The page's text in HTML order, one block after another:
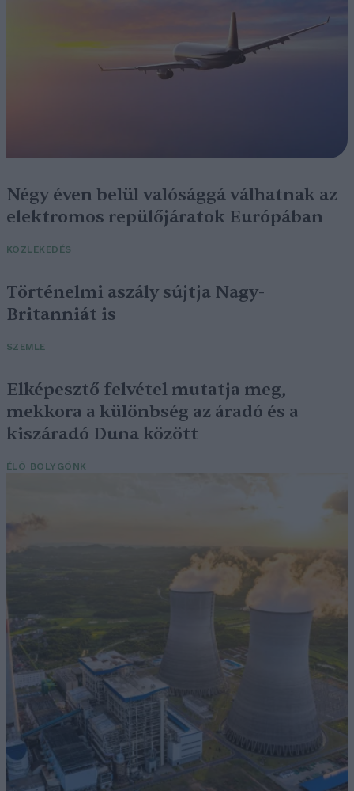
Négy éven belül valósággá válhatnak az
elektromos repülőjáratok Európában
KÖZLEKEDÉS
Történelmi aszály sújtja Nagy-
Britanniát is
SZEMLE
Elképesztő felvétel mutatja meg,
mekkora a különbség az áradó és a
kiszáradó Duna között
ÉLŐ BOLYGÓNK